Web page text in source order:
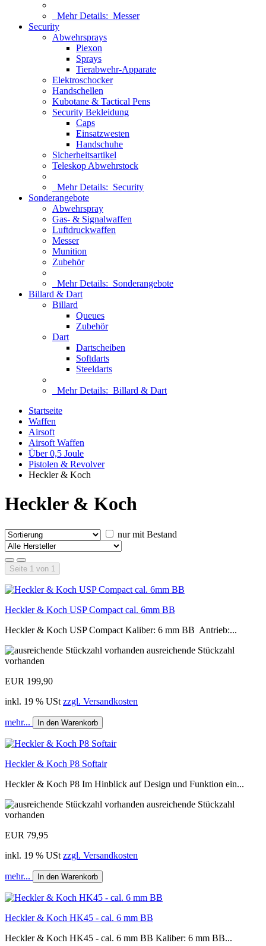
Mehr Details: Messer
Security
Abwehrsprays
Piexon
Sprays
Tierabwehr-Apparate
Elektroschocker
Handschellen
Kubotane & Tactical Pens
Security Bekleidung
Caps
Einsatzwesten
Handschuhe
Sicherheitsartikel
Teleskop Abwehrstock
Mehr Details: Security
Sonderangebote
Abwehrspray
Gas- & Signalwaffen
Luftdruckwaffen
Messer
Munition
Zubehör
Mehr Details: Sonderangebote
Billard & Dart
Billard
Queues
Zubehör
Dart
Dartscheiben
Softdarts
Steeldarts
Mehr Details: Billard & Dart
Startseite
Waffen
Airsoft
Airsoft Waffen
Über 0,5 Joule
Pistolen & Revolver
Heckler & Koch
Heckler & Koch
nur mit Bestand
Seite 1 von 1
Heckler & Koch USP Compact cal. 6mm BB
Heckler & Koch USP Compact Kaliber: 6 mm BB Antrieb:...
ausreichende Stückzahl
vorhanden
EUR 199,90
inkl. 19 % USt zzgl. Versandkosten
mehr... In den Warenkorb
Heckler & Koch P8 Softair
Heckler & Koch P8 Im Hinblick auf Design und Funktion ein...
ausreichende Stückzahl
vorhanden
EUR 79,95
inkl. 19 % USt zzgl. Versandkosten
mehr... In den Warenkorb
Heckler & Koch HK45 - cal. 6 mm BB
Heckler & Koch HK45 - cal. 6 mm BB Kaliber: 6 mm BB...